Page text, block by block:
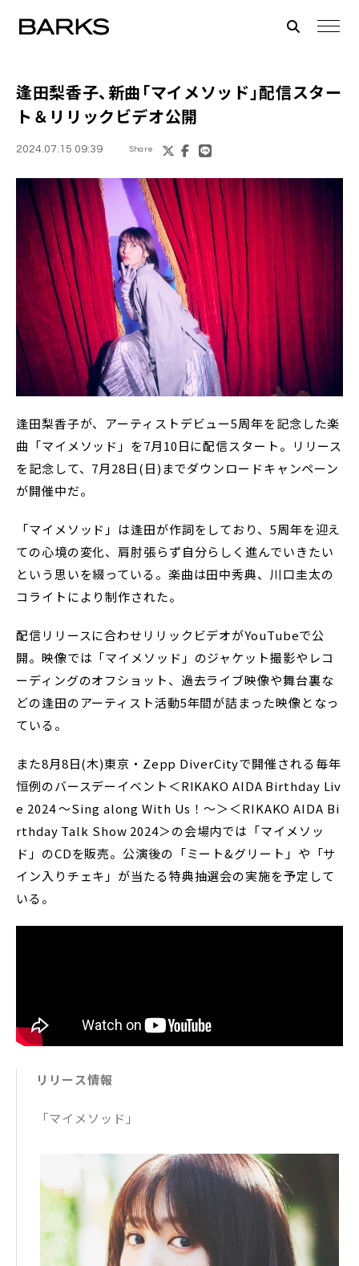
逢田梨香子、新曲「マイメソッド」配信スター
ト＆リリックビデオ公開
2024.07.15 09:39 Share
逢田梨香子が、アーティストデビュー5周年を記念した楽
曲「マイメソッド」を7月10日に配信スタート。リリース
を記念して、7月28日(日)までダウンロードキャンペーン
が開催中だ。
「マイメソッド」は逢田が作詞をしており、5周年を迎え
ての心境の変化、肩肘張らず自分らしく進んでいきたい
という思いを綴っている。楽曲は田中秀典、川口圭太の
コライトにより制作された。
配信リリースに合わせリリックビデオがYouTubeで公
開。映像では「マイメソッド」のジャケット撮影やレコ
ーディングのオフショット、過去ライブ映像や舞台裏な
どの逢田のアーティスト活動5年間が詰まった映像となっ
ている。
また8月8日(木)東京・Zepp DiverCityで開催される毎年
恒例のバースデーイベント＜RIKAKO AIDA Birthday Liv
e 2024 〜Sing along With Us！〜＞＜RIKAKO AIDA Bi
rthday Talk Show 2024＞の会場内では「マイメソッ
ド」のCDを販売。公演後の「ミート&グリート」や「サ
イン入りチェキ」が当たる特典抽選会の実施を予定して
いる。
リリース情報
「マイメソッド」